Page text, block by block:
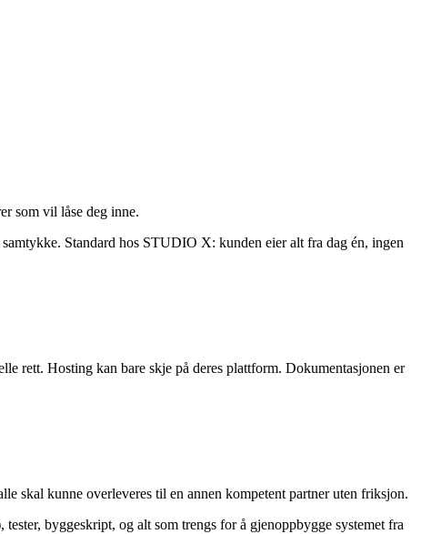
som vil låse deg inne.
Standard hos STUDIO X: kunden eier alt fra dag én, ingen
rett. Hosting kan bare skje på deres plattform. Dokumentasjonen er
skal kunne overleveres til en annen kompetent partner uten friksjon.
byggeskript, og alt som trengs for å gjenoppbygge systemet fra